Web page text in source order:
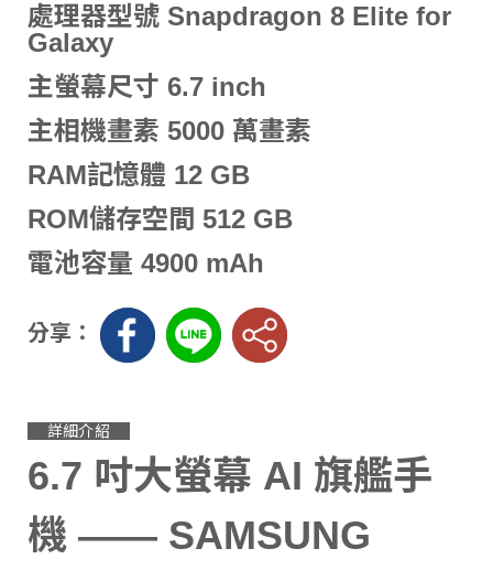
處理器型號 Snapdragon 8 Elite for
Galaxy
主螢幕尺寸 6.7 inch
主相機畫素 5000 萬畫素
RAM記憶體 12 GB
ROM儲存空間 512 GB
電池容量 4900 mAh
分享：
詳細介紹
6.7 吋大螢幕 AI 旗艦手
機 —— SAMSUNG